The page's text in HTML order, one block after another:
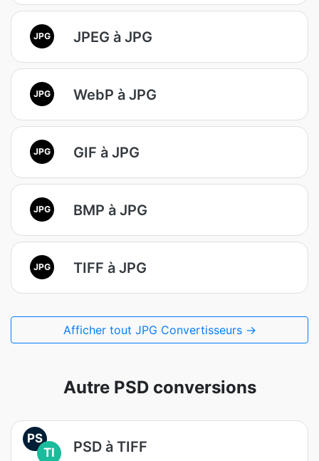
JPG JPEG à JPG
JPG WebP à JPG
JPG GIF à JPG
JPG BMP à JPG
JPG TIFF à JPG
Afficher tout JPG Convertisseurs →
Autre PSD conversions
PS
TI
PSD à TIFF